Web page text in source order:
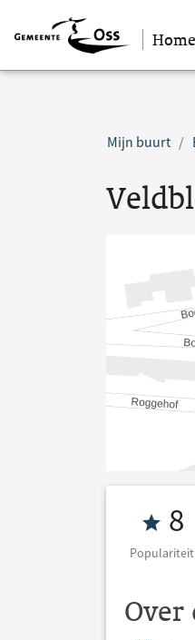
Sla navigatie over Home
Mijn buurt
8
Populariteit